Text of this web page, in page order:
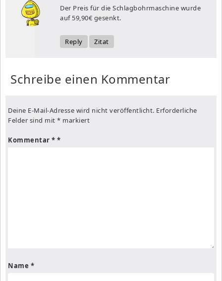
Der Preis für die Schlagbohrmaschine wurde
auf 59,90€ gesenkt.
Reply Zitat
Schreibe einen Kommentar
Deine E-Mail-Adresse wird nicht veröffentlicht. Erforderliche
Felder sind mit * markiert
Kommentar *
Name *